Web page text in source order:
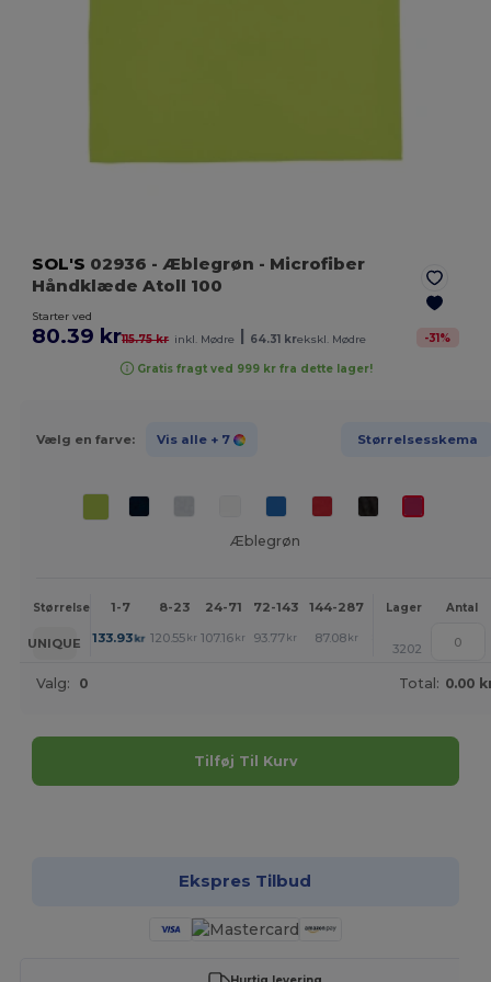
SOL'S 02936 - Æblegrøn - Microfiber
Håndklæde Atoll 100
Starter ved
80.39 kr115.75 kr inkl. Mødre 64.31 krekskl. Mødre -31%
Gratis fragt ved 999 kr fra dette lager!
Vælg en farve: Vis alle + 7 Størrelsesskema
Æblegrøn
Størrelse 1-7 8-23 24-71 72-143 144-287 288 + Mere
Lager Antal
UNIQUE 133.93kr 120.55 kr 107.16 kr 93.77 kr 87.08 kr
3202
Valg: 0 Total: 0.00
Tilføj Til Kurv
Ekspres Tilbud